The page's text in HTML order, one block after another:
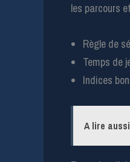
les parcours
Règle de
Temps de
Indices
A lire